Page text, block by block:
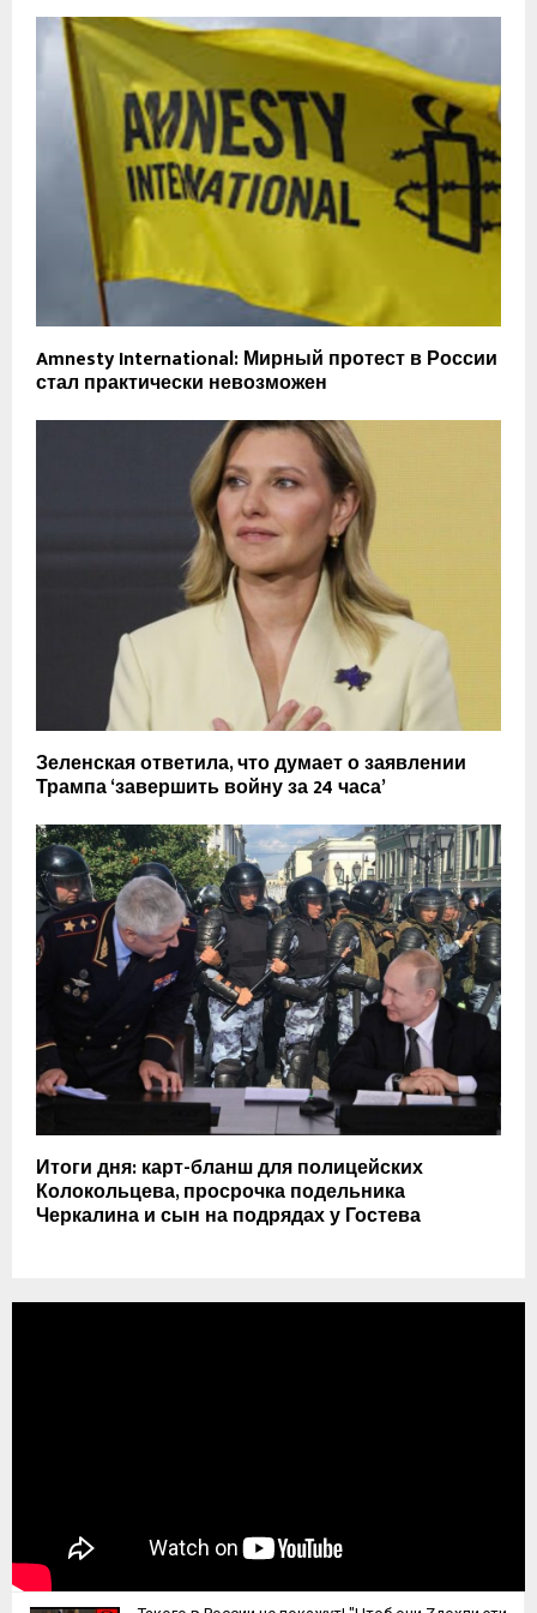
Amnesty International: Мирный протест в России
стал практически невозможен
Зеленская ответила, что думает о заявлении
Трампа ‘завершить войну за 24 часа’
Итоги дня: карт-бланш для полицейских
Колокольцева, просрочка подельника
Черкалина и сын на подрядах у Гостева